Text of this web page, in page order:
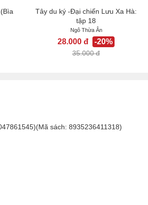
Tây du ký -Đại chiến Lưu Xa Hà:
tập 18
Ngô Thừa Ân
28.000 đ -20%
35.000 đ
sách: 8935236411318)